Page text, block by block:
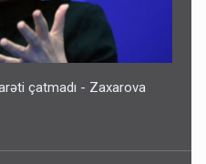
çatmadı - Zaxarova